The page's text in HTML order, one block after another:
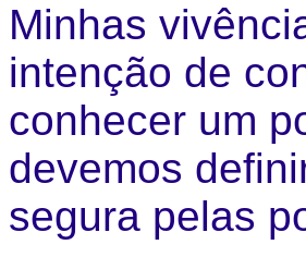
Minhas
intenção de
conhecer um
devemos
segura pelas